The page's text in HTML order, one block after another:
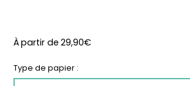
À partir de29,90€
Type de papier :